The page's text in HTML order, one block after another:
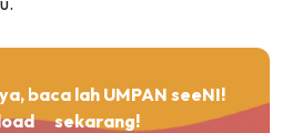
baca lah UMPAN seeNI!
sekarang!